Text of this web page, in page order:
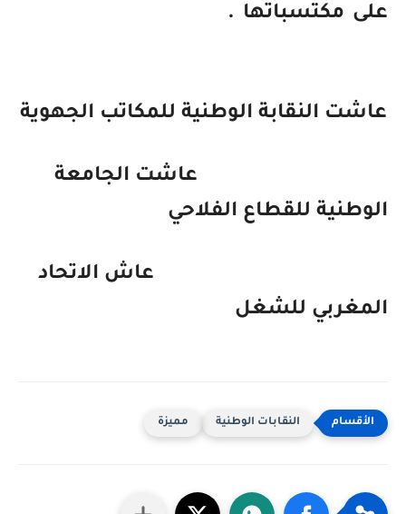
على مكتسباتها .
عاشت النقابة الوطنية للمكاتب الجهوية
عاشت الجامعة
الوطنية للقطاع الفلاحي
عاش الاتحاد
المغربي للشغل
النقابات الوطنية مميزة